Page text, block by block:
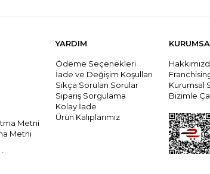
Metni
Metni
YARDIM
Ödeme Seçenekleri
İade ve Değişim Koşulları
Sıkça Sorulan Sorular
Sipariş Sorgulama
Kolay İade
Ürün Kalıplarımız
Kurumsal
Bizimle